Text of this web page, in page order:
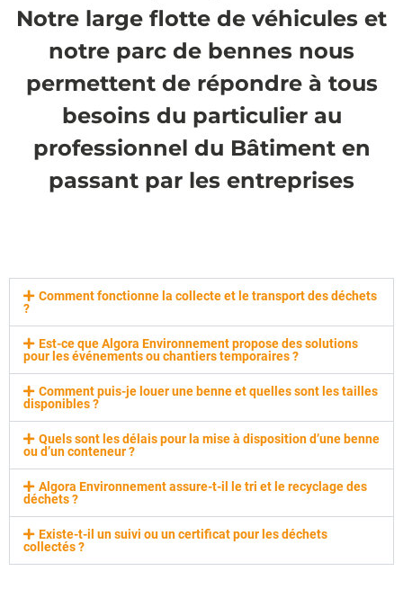
DEMANDER UN DEVIS
GRATUIT
Notre large flotte de véhicules et
notre parc de bennes nous
permettent de répondre à tous
besoins du particulier au
professionnel du Bâtiment en
passant par les entreprises
Comment fonctionne la collecte et le transport des déchets
?
Est-ce que Algora Environnement propose des solutions
pour les événements ou chantiers temporaires ?
Comment puis-je louer une benne et quelles sont les tailles
disponibles ?
Quels sont les délais pour la mise à disposition d’une benne
ou d’un conteneur ?
Algora Environnement assure-t-il le tri et le recyclage des
déchets ?
Existe-t-il un suivi ou un certificat pour les déchets
collectés ?